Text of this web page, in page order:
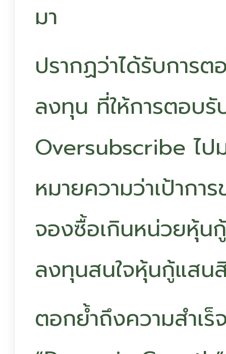
มา
ปรากฏว่าได้รับการ
ลงทุน ที่ให้การตอบ
Oversubscribe ไป
หมายความว่าเป้าก
จองซื้อเกินหน่วยหุ้น
ลงทุนสนใจหุ้นกู้แสน
ตอกย้ำถึงความสำเ